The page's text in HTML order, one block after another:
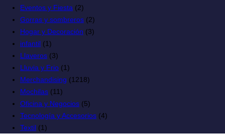
Eventos y Fiesta (2)
Gorras y sombreros (2)
Hogar y Decoración (3)
infantil (1)
Llaveros (3)
Lluvia y Frio (1)
Merchandising (1218)
Mochilas (11)
Oficina y Negocios (5)
Tecnología y Accesorios (4)
Textil (1)